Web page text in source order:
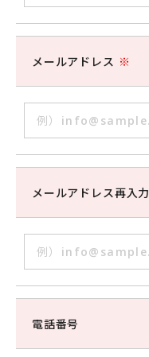
メールアドレス ※
メールアドレス再入力
電話番号